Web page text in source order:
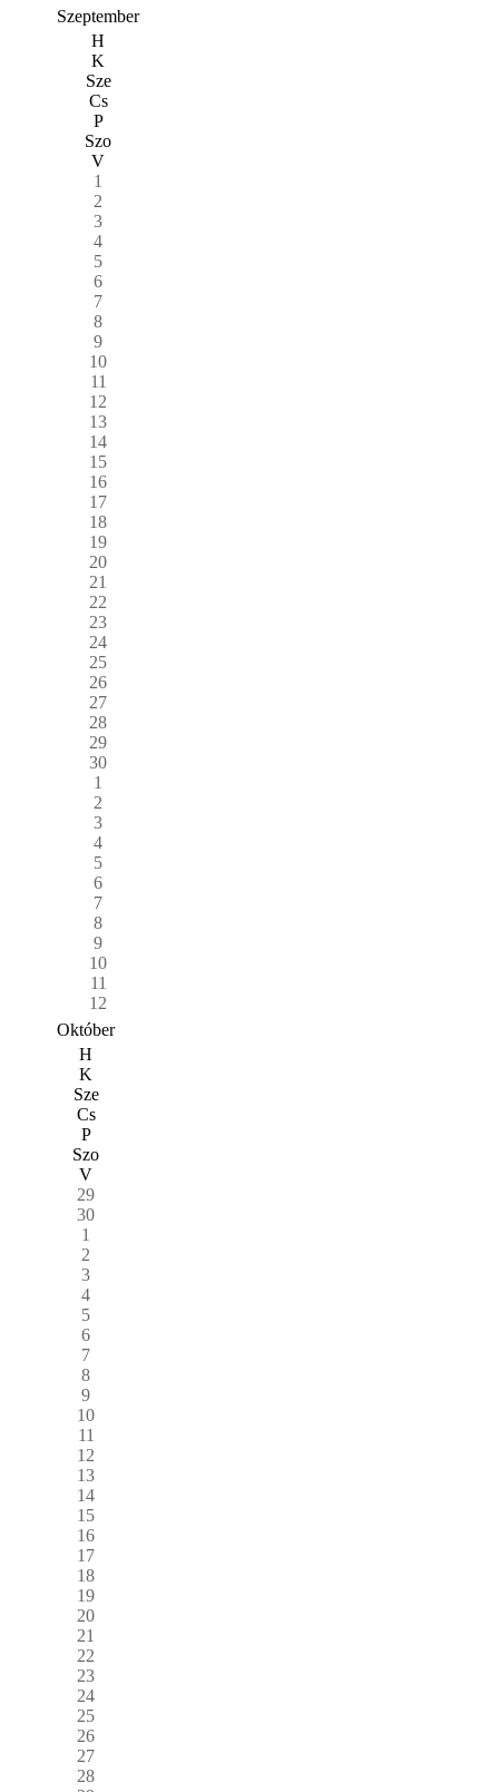
Szeptember
H
K
Sze
Cs
P
Szo
V
1
2
3
4
5
6
7
8
9
10
11
12
13
14
15
16
17
18
19
20
21
22
23
24
25
26
27
28
29
30
1
2
3
4
5
6
7
8
9
10
11
12
Október
H
K
Sze
Cs
P
Szo
V
29
30
1
2
3
4
5
6
7
8
9
10
11
12
13
14
15
16
17
18
19
20
21
22
23
24
25
26
27
28